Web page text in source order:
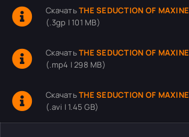
СкачатьTHE SEDUCTION OF MAXINE
(.3gp | 101 MB)
СкачатьTHE SEDUCTION OF MAXINE
(.mp4 | 298 MB)
СкачатьTHE SEDUCTION OF MAXINE
(.avi | 1.45 GB)